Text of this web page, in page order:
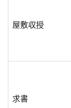
屋敷収授
求書